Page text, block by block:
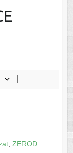
, ZEROD